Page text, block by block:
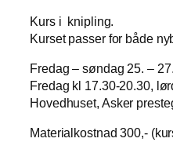
Kurs i knipling.
Kurset passer for både
Fredag – søndag 25. –
Fredag kl 17.30-20.30,
Hovedhuset, Asker
Materialkostnad 300,-